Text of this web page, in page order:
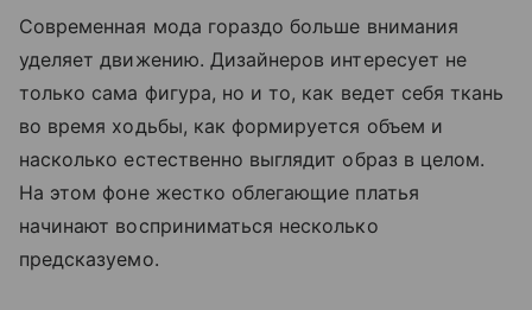
Современная мода гораздо больше внимания
уделяет движению. Дизайнеров интересует не
только сама фигура, но и то, как ведет себя ткань
во время ходьбы, как формируется объем и
насколько естественно выглядит образ в целом.
На этом фоне жестко облегающие платья
начинают восприниматься несколько
предсказуемо.